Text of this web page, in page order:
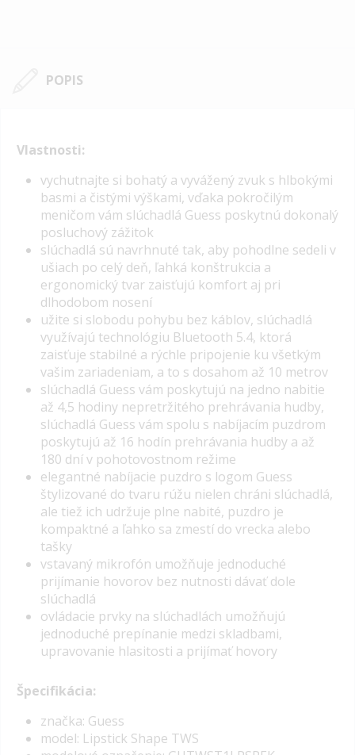
POPIS
Vlastnosti:
vychutnajte si bohatý a vyvážený zvuk s hlbokými
basmi a čistými výškami, vďaka pokročilým
meničom vám slúchadlá Guess poskytnú dokonalý
posluchový zážitok
slúchadlá sú navrhnuté tak, aby pohodlne sedeli v
ušiach po celý deň, ľahká konštrukcia a
ergonomický tvar zaisťujú komfort aj pri
dlhodobom nosení
užite si slobodu pohybu bez káblov, slúchadlá
využívajú technológiu Bluetooth 5.4, ktorá
zaisťuje stabilné a rýchle pripojenie ku všetkým
vašim zariadeniam, a to s dosahom až 10 metrov
slúchadlá Guess vám poskytujú na jedno nabitie
až 4,5 hodiny nepretržitého prehrávania hudby,
slúchadlá Guess vám spolu s nabíjacím puzdrom
poskytujú až 16 hodín prehrávania hudby a až
180 dní v pohotovostnom režime
elegantné nabíjacie puzdro s logom Guess
štylizované do tvaru rúžu nielen chráni slúchadlá,
ale tiež ich udržuje plne nabité, puzdro je
kompaktné a ľahko sa zmestí do vrecka alebo
tašky
vstavaný mikrofón umožňuje jednoduché
prijímanie hovorov bez nutnosti dávať dole
slúchadlá
ovládacie prvky na slúchadlách umožňujú
jednoduché prepínanie medzi skladbami,
upravovanie hlasitosti a prijímať hovory
Špecifikácia:
značka: Guess
model: Lipstick Shape TWS